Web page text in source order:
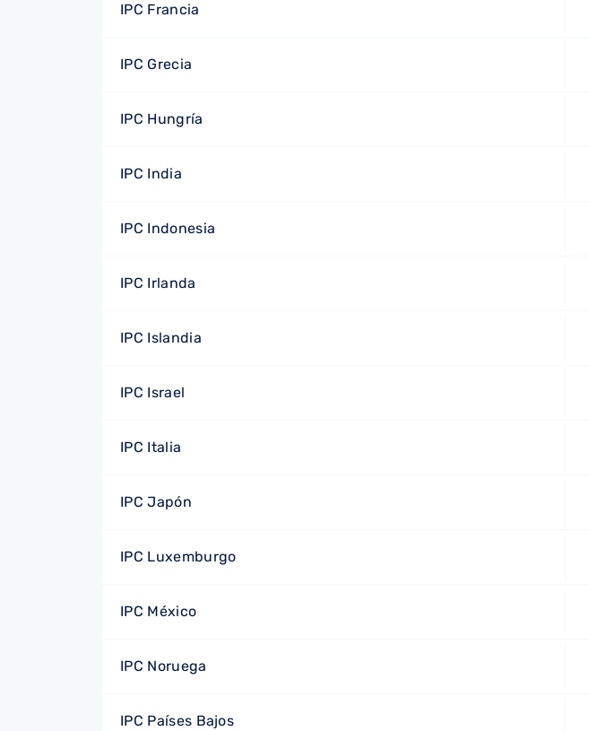
IPC Francia
IPC Grecia
IPC Hungría
IPC India
IPC Indonesia
IPC Irlanda
IPC Islandia
IPC Israel
IPC Italia
IPC Japón
IPC Luxemburgo
IPC México
IPC Noruega
IPC Países Bajos